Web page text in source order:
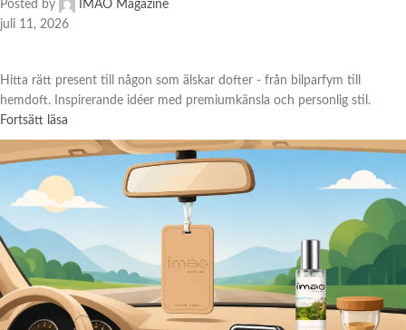
Posted by
IMAO Magazine
juli 11, 2026
Hitta rätt present till någon som älskar dofter - från bilparfym till
hemdoft. Inspirerande idéer med premiumkänsla och personlig stil.
Fortsätt läsa